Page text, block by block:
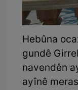
Hebûna
gundê
navendên
ayînê